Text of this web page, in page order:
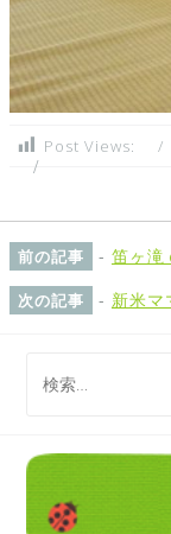
Post Views:
前の記事 - 笛ヶ
次の記事 - 新米マ